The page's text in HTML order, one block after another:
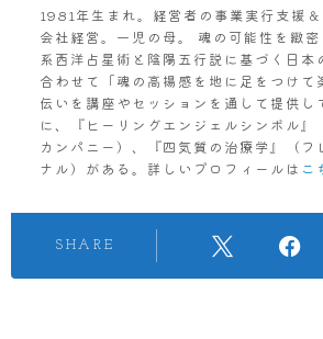
1981年生まれ。経営者の事業実行支援
会社経営。一児の母。 魂の可能性を緻
系西洋占星術と陰陽五行説に基づく日本
合わせて「魂の高揚感を地に足をつけて
伝いを講座やセッションを通して提供し
に、『ヒーリングエンジェルシンボル』
カンパニー）、『四気質の治療学』（フ
ナル）がある。詳しいプロフィールは こ
SHARE